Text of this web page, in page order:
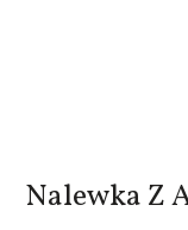
Nalewka Z